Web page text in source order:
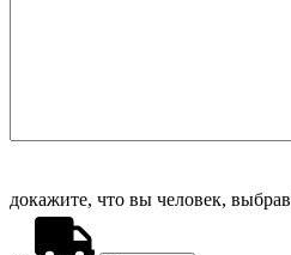
докажите, что вы человек, выбрав